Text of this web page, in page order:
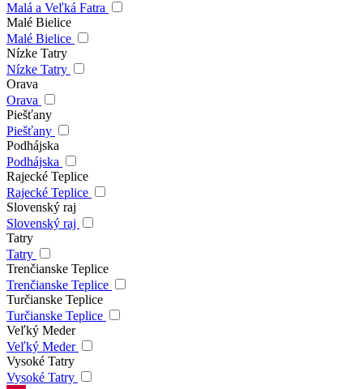
Malá a Veľká Fatra
Malé Bielice
Malé Bielice
Nízke Tatry
Nízke Tatry
Orava
Orava
Piešťany
Piešťany
Podhájska
Podhájska
Rajecké Teplice
Rajecké Teplice
Slovenský raj
Slovenský raj
Tatry
Tatry
Trenčianske Teplice
Trenčianske Teplice
Turčianske Teplice
Turčianske Teplice
Veľký Meder
Veľký Meder
Vysoké Tatry
Vysoké Tatry